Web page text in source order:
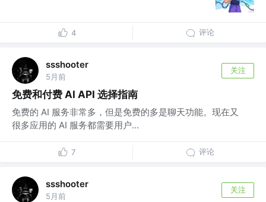
4 评论
ssshooter
5月前
关注
免费和付费 AI API 选择指南
免费的 AI 服务非常多，但是免费的多是聊天功能。现在又
很多应用的 AI 服务都需要用户...
7 评论
ssshooter
5月前
关注